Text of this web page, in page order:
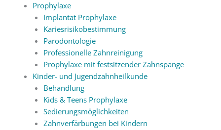
Prophylaxe
Implantat Prophylaxe
Kariesrisikobestimmung
Parodontologie
Professionelle Zahnreinigung
Prophylaxe mit festsitzender Zahnspange
Kinder- und Jugendzahnheilkunde
Behandlung
Kids & Teens Prophylaxe
Sedierungsmöglichkeiten
Zahnverfärbungen bei Kindern